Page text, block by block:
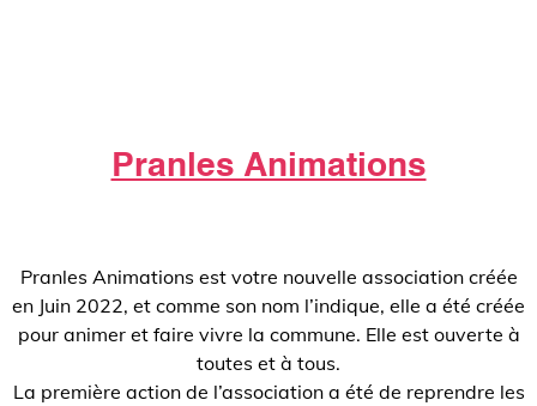
Pranles Animations
Pranles Animations est votre nouvelle association créée
en Juin 2022, et comme son nom l’indique, elle a été créée
pour animer et faire vivre la commune. Elle est ouverte à
toutes et à tous.
La première action de l’association a été de reprendre les